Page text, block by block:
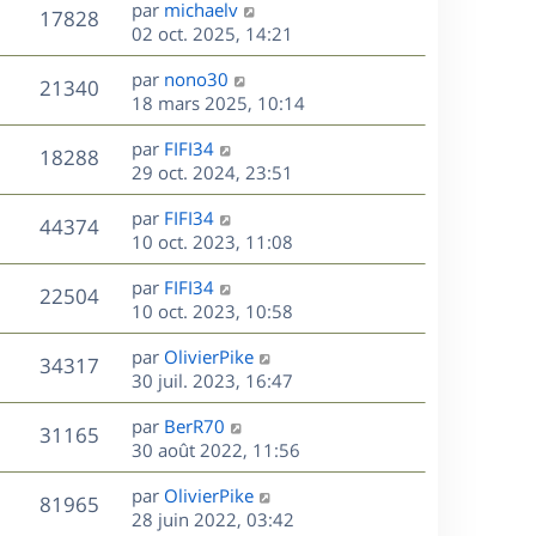
e
s
n
i
e
r
m
e
s
s
a
g
e
17828V
u
s
D
e
r
n
i
e
r
m
e
s
s
a
g
e
par michaelv
02 oct. 2025, 14:21
21340V
u
e
D
e
r
n
i
e
r
m
e
s
s
a
g
e
par nono30
18 mars 2025, 10:14
18288V
u
D
e
r
n
i
e
r
m
e
s
s
a
g
e
par FIFI34
29 oct. 2024, 23:51
44374V
u
s
D
e
r
n
i
e
r
m
e
s
s
a
g
e
par FIFI34
10 oct. 2023, 11:08
22504V
u
D
e
r
n
i
e
r
m
e
s
s
par FIFI34
10 oct. 2023, 10:58
34317V
u
D
e
r
n
i
e
r
m
par OlivierPike
30 juil. 2023, 16:47
31165V
u
D
e
r
n
i
par BerR70
30 août 2022, 11:56
81965V
D
e
par OlivierPike
28 juin 2022, 03:42